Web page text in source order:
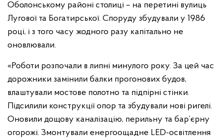
Оболонському районі столиці – на перетині вулиць
Лугової та Богатирської. Споруду збудували у 1986
році, і з того часу жодного разу капітально не
оновлювали.
«Роботи розпочали в липні минулого року. За цей час
дорожники замінили балки прогонових будов,
влаштували мостове полотно та підпірні стінки.
Підсилили конструкції опор та збудували нові ригелі.
Оновили дощову каналізацію, перильну та бар’єрну
огорожі. Змонтували енергоощадне LED-освітлення